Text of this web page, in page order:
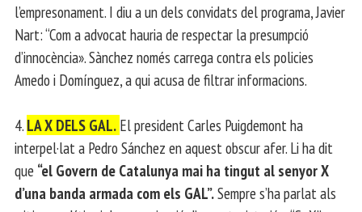
l’empresonament. I diu a un dels convidats del programa, Javier
Nart: “Com a advocat hauria de respectar la presumpció
d’innocència». Sànchez només carrega contra els policies
Amedo i Domínguez, a qui acusa de filtrar informacions.
4. LA X DELS GAL. El president Carles Puigdemont ha
interpel·lat a Pedro Sánchez en aquest obscur afer. Li ha dit
que “el Govern de Catalunya mai ha tingut al senyor X
d’una banda armada com els GAL”.Sempre s’ha parlat als